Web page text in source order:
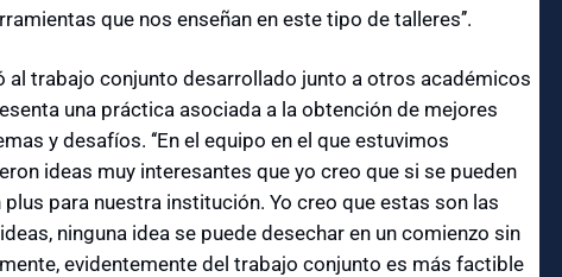
que nos enseñan en este tipo de talleres’’.
al trabajo conjunto desarrollado junto a otros académicos
una práctica asociada a la obtención de mejores
y desafíos. ‘‘En el equipo en el que estuvimos
ideas muy interesantes que yo creo que si se pueden
para nuestra institución. Yo creo que estas son las
ninguna idea se puede desechar en un comienzo sin
evidentemente del trabajo conjunto es más factible